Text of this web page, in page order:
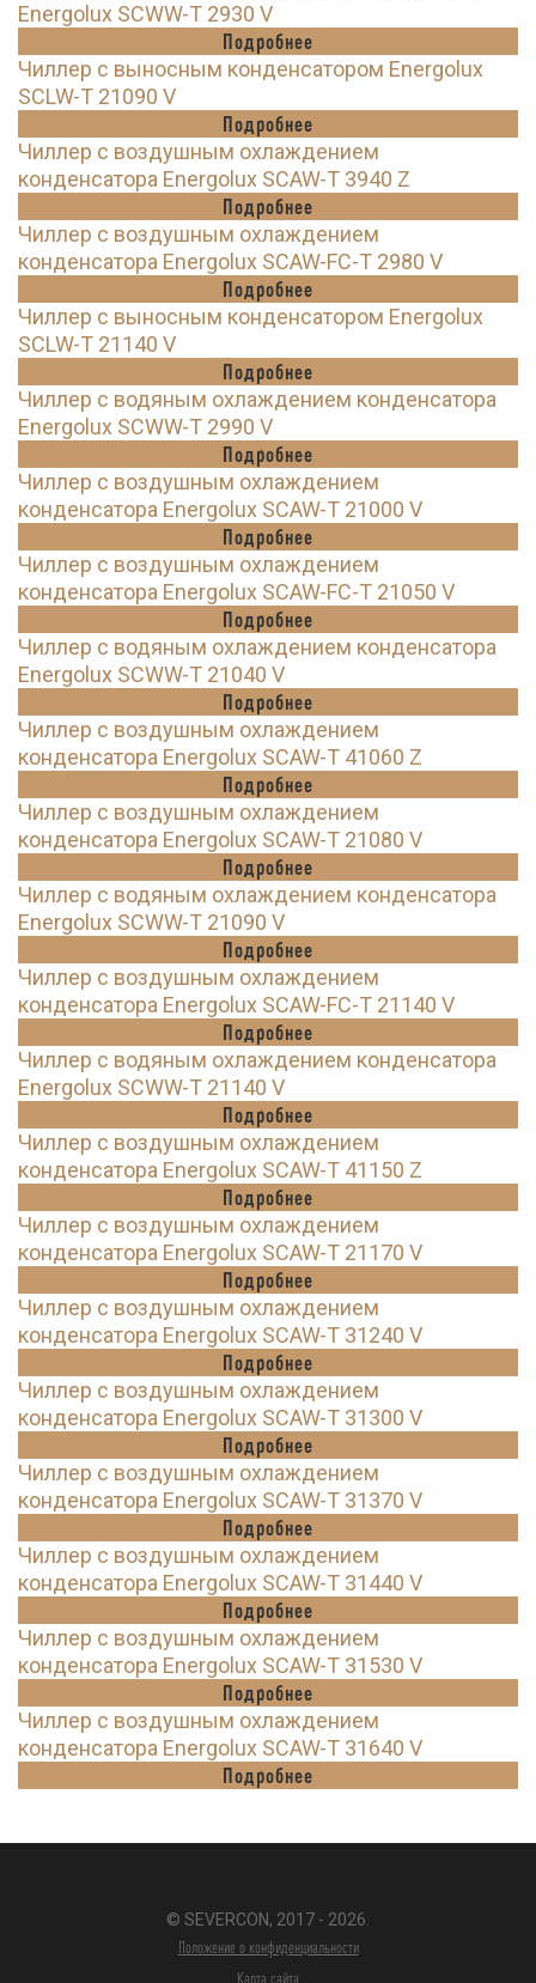
Energolux SCWW-T 2930 V
Подробнее
Чиллер с выносным конденсатором Energolux
SCLW-T 21090 V
Подробнее
Чиллер с воздушным охлаждением
конденсатора Energolux SCAW-T 3940 Z
Подробнее
Чиллер с воздушным охлаждением
конденсатора Energolux SCAW-FC-T 2980 V
Подробнее
Чиллер с выносным конденсатором Energolux
SCLW-T 21140 V
Подробнее
Чиллер с водяным охлаждением конденсатора
Energolux SCWW-T 2990 V
Подробнее
Чиллер с воздушным охлаждением
конденсатора Energolux SCAW-T 21000 V
Подробнее
Чиллер с воздушным охлаждением
конденсатора Energolux SCAW-FC-T 21050 V
Подробнее
Чиллер с водяным охлаждением конденсатора
Energolux SCWW-T 21040 V
Подробнее
Чиллер с воздушным охлаждением
конденсатора Energolux SCAW-T 41060 Z
Подробнее
Чиллер с воздушным охлаждением
конденсатора Energolux SCAW-T 21080 V
Подробнее
Чиллер с водяным охлаждением конденсатора
Energolux SCWW-T 21090 V
Подробнее
Чиллер с воздушным охлаждением
конденсатора Energolux SCAW-FC-T 21140 V
Подробнее
Чиллер с водяным охлаждением конденсатора
Energolux SCWW-T 21140 V
Подробнее
Чиллер с воздушным охлаждением
конденсатора Energolux SCAW-T 41150 Z
Подробнее
Чиллер с воздушным охлаждением
конденсатора Energolux SCAW-T 21170 V
Подробнее
Чиллер с воздушным охлаждением
конденсатора Energolux SCAW-T 31240 V
Подробнее
Чиллер с воздушным охлаждением
конденсатора Energolux SCAW-T 31300 V
Подробнее
Чиллер с воздушным охлаждением
конденсатора Energolux SCAW-T 31370 V
Подробнее
Чиллер с воздушным охлаждением
конденсатора Energolux SCAW-T 31440 V
Подробнее
Чиллер с воздушным охлаждением
конденсатора Energolux SCAW-T 31530 V
Подробнее
Чиллер с воздушным охлаждением
конденсатора Energolux SCAW-T 31640 V
Подробнее
© SEVERCON, 2017 - 2026.
Положение о конфиденциальности
Карта сайта